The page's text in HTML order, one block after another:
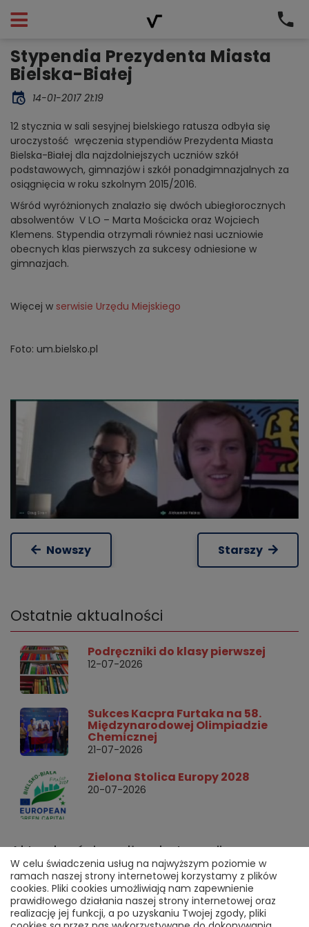
W celu świadczenia usług na najwyższym poziomie w
ramach naszej strony internetowej korzystamy z plików
cookies. Pliki cookies umożliwiają nam zapewnienie
prawidłowego działania naszej strony internetowej oraz
realizację jej funkcji, a po uzyskaniu Twojej zgody, pliki
Stypendia Prezydenta Miasta
Bielska-Białej
14-01-2017 21:19
12 stycznia w sali sesyjnej bielskiego ratusza odbyła się
uroczystość wręczenia stypendiów Prezydenta Miasta
Bielska-Białej dla najzdolniejszych uczniów szkół
podstawowych, gimnazjów i szkół ponadgimnazjalnych za
osiągnięcia w roku szkolnym 2015/2016.
Wśród wyróżnionych znalazło się dwóch ubiegłorocznych
absolwentów V LO – Marta Mościcka oraz Wojciech
Klemens. Stypendia otrzymali również nasi uczniowie
obecnych klas pierwszych za sukcesy odniesione w
gimnazjach.
Więcej w serwisie Urzędu Miejskiego
Foto: um.bielsko.pl
Nowszy Starszy
Ostatnie aktualności
Podręczniki do klasy pierwszej
12-07-2026
Sukces Kacpra Furtaka na 58.
Międzynarodowej Olimpiadzie
Chemicznej
21-07-2026
Zielona Stolica Europy 2028
20-07-2026
Aktualności według kategorii
Fotografia i sztuka (37)
Informacje (23)